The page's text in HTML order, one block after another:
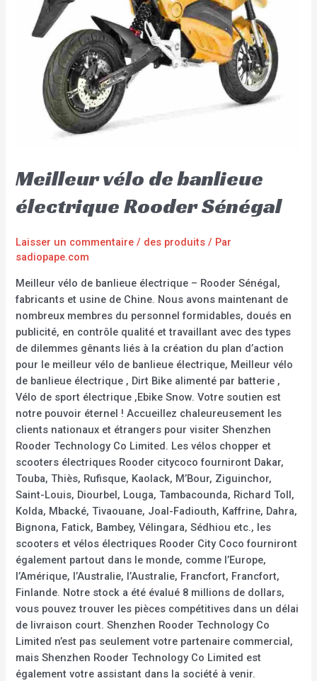
Meilleur vélo de banlieue
électrique Rooder Sénégal
Laisser un commentaire / des produits / Par
sadiopape.com
Meilleur vélo de banlieue électrique – Rooder Sénégal,
fabricants et usine de Chine. Nous avons maintenant de
nombreux membres du personnel formidables, doués en
publicité, en contrôle qualité et travaillant avec des types
de dilemmes gênants liés à la création du plan d’action
pour le meilleur vélo de banlieue électrique, Meilleur vélo
de banlieue électrique , Dirt Bike alimenté par batterie ,
Vélo de sport électrique ,Ebike Snow. Votre soutien est
notre pouvoir éternel ! Accueillez chaleureusement les
clients nationaux et étrangers pour visiter Shenzhen
Rooder Technology Co Limited. Les vélos chopper et
scooters électriques Rooder citycoco fourniront Dakar,
Touba, Thiès, Rufisque, Kaolack, M’Bour, Ziguinchor,
Saint-Louis, Diourbel, Louga, Tambacounda, Richard Toll,
Kolda, Mbacké, Tivaouane, Joal-Fadiouth, Kaffrine, Dahra,
Bignona, Fatick, Bambey, Vélingara, Sédhiou etc., les
scooters et vélos électriques Rooder City Coco fourniront
également partout dans le monde, comme l’Europe,
l’Amérique, l’Australie, l’Australie, Francfort, Francfort,
Finlande. Notre stock a été évalué 8 millions de dollars,
vous pouvez trouver les pièces compétitives dans un délai
de livraison court. Shenzhen Rooder Technology Co
Limited n’est pas seulement votre partenaire commercial,
mais Shenzhen Rooder Technology Co Limited est
également votre assistant dans la société à venir.